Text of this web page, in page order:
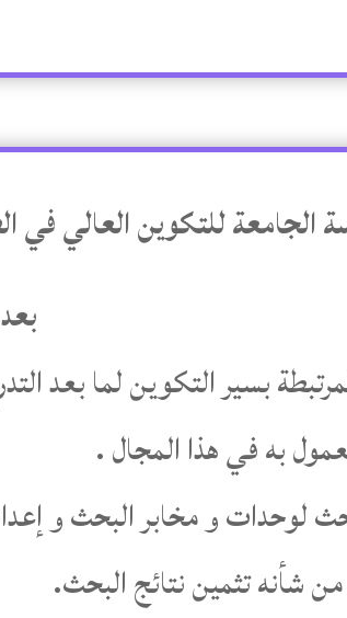
الجامعة للتكوين العالي
بسير التكوين لما بعد
به في هذا المجال .
لوحدات و مخابر البحث و
شأنه تثمين نتائج البحث.